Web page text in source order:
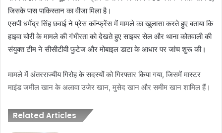
जिसके पास पाकिस्तान का वीजा मिला है।
एसपी धर्मेंद्र सिंह छवाई ने प्रेस कॉन्फ्रेंस में मामले का खुलासा करते हुए बताया कि
हाइवा चोरी के मामले की गंभीरता को देखते हुए साइबर सेल और थाना कोतवाली की
संयुक्त टीम ने सीसीटीवी फुटेज और मोबाइल डाटा के आधार पर जांच शुरू की।
मामले में अंतरराज्यीय गिरोह के सदस्यों को गिरफ्तार किया गया, जिसमें मास्टर
माइंड जमील खान के अलावा उजेर खान, मुसेद खान और समीम खान शामिल हैं।
Related Articles